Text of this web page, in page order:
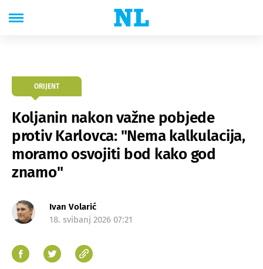
ORIJENT
Koljanin nakon važne pobjede
protiv Karlovca: "Nema kalkulacija,
moramo osvojiti bod kako god
znamo"
Ivan Volarić
18. svibanj 2026 07:21